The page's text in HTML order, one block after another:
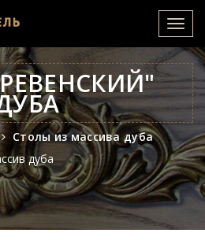
Столы из массива дуба
дуба